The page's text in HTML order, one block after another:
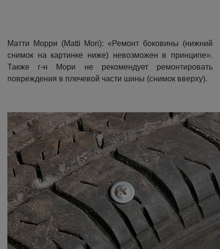
Матти Морри (Matti Mori): «Ремонт боковины (нижний
снимок на картинке ниже) невозможен в принципе».
Также г-н Мори не рекомендует ремонтировать
повреждения в плечевой части шины (снимок вверху).
Костанай
Кызылорда
Петропавловск
Семей
Талдыкорган
Тараз
Темиртау
Уральск